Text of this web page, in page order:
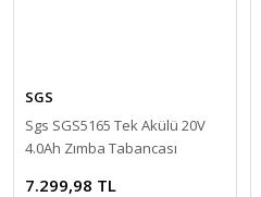
SGS
Sgs SGS5165 Tek Akülü 20V
4.0Ah Zımba Tabancası
7.299,98 TL